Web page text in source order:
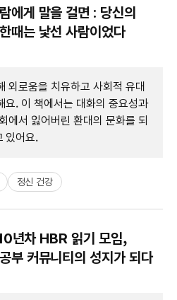
에게 말을 걸면 : 당신의
때는 낯선 사람이었다
외로움을 치유하고 사회적 유대
요. 이 책에서는 대화의 중요성과
에서 잃어버린 환대의 문화를 되
있어요.
정신 건강
년차 HBR 읽기 모임,
부 커뮤니티의 성지가 되다